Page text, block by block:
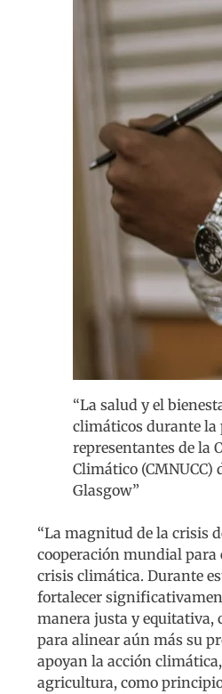
“La salud y el
climáticos durante la
representantes de la
Climático (CMNUCC)
Glasgow”
“La magnitud de la crisis
cooperación mundial para
crisis climática. Durante
fortalecer
manera justa y equitativa,
para alinear aún más su
apoyan la acción
agricultura, como